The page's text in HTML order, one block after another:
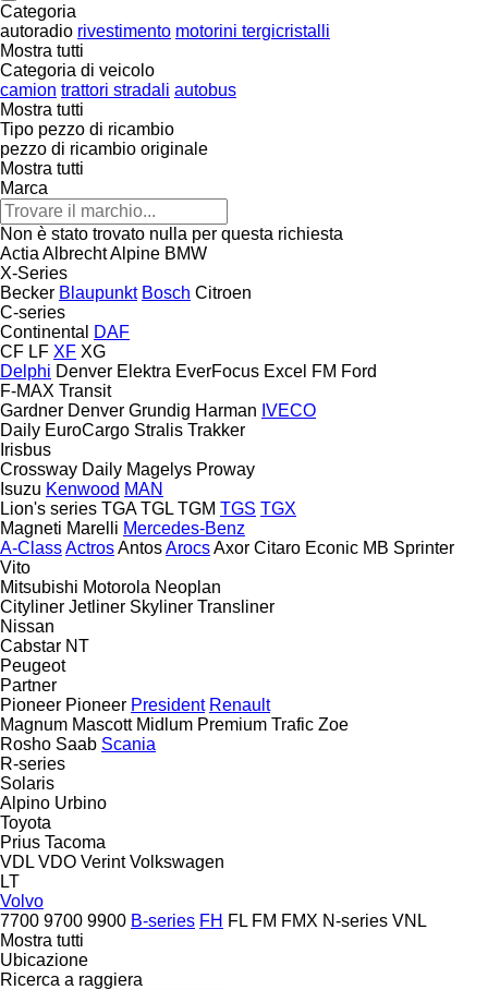
Categoria
autoradio rivestimento motorini tergicristalli
Mostra tutti
Categoria di veicolo
camion trattori stradali autobus
Mostra tutti
Tipo pezzo di ricambio
pezzo di ricambio originale
Mostra tutti
Marca
Non è stato trovato nulla per questa richiesta
Actia AlbrechtAlpine BMW
X-Series
Becker Blaupunkt Bosch Citroen
C-series
Continental
DAF
CF LF XF XG
Delphi Denver Elektra EverFocus Excel FM Ford
F-MAX Transit
Gardner Denver Grundig Harman IVECO
Daily EuroCargo Stralis Trakker
Irisbus
Crossway Daily Magelys Proway
Isuzu Kenwood MAN
Lion's series TGA TGL TGM TGS TGX
Magneti Marelli Mercedes-Benz
A-ClassActrosAntosArocsAxor Citaro Econic MB Sprinter
Vito
Mitsubishi Motorola Neoplan
Cityliner Jetliner Skyliner Transliner
Nissan
Cabstar NT
Peugeot
Partner
Pioneer Pioneer President Renault
Magnum Mascott Midlum Premium Trafic Zoe
Rosho Saab Scania
R-series
Solaris
Alpino Urbino
Toyota
Prius Tacoma
VDL VDO Verint Volkswagen
LT
Volvo
7700 9700 9900 B-series FH FL FM FMX N-series VNL
Mostra tutti
Ubicazione
Ricerca a raggiera